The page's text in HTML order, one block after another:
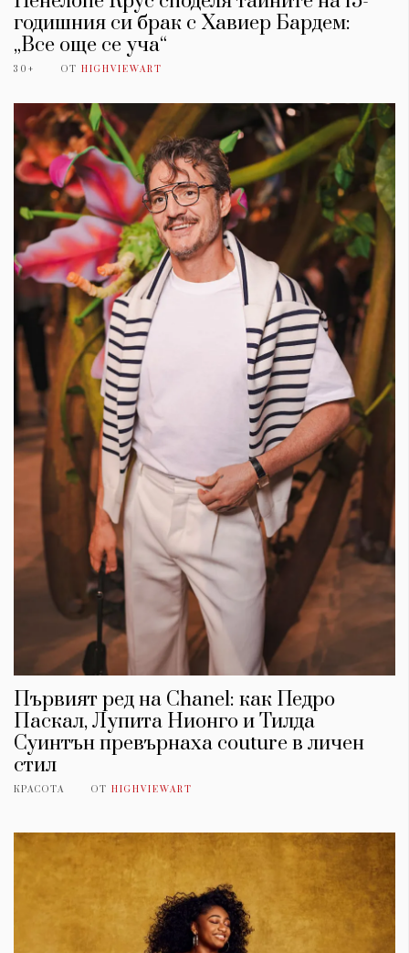
годишния си брак с Хавиер Бардем:
„Все още се уча“
30+ ОТ HIGHVIEWART
Първият ред на Chanel: как Педро
Паскал, Лупита Нионго и Тилда
Суинтън превърнаха couture в личен
стил
КРАСОТА ОТ HIGHVIEWART